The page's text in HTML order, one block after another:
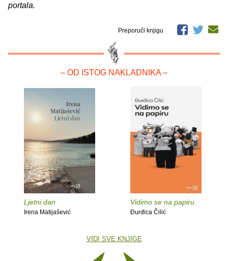
portala.
Preporuči knjigu
– OD ISTOG NAKLADNIKA –
Ljetni dan
Irena Matijašević
Vidimo se na papiru
Đurđica Čilić
VIDI SVE KNJIGE